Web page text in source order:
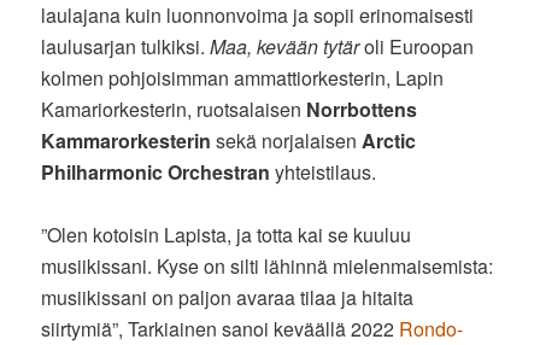
laulajana kuin luonnonvoima ja sopii erinomaisesti
laulusarjan tulkiksi.Maa, kevään tytäroli Euroopan
kolmen pohjoisimman ammattiorkesterin, Lapin
Kamariorkesterin, ruotsalaisen Norrbottens
Kammarorkesterin sekä norjalaisenArctic
Philharmonic Orchestran yhteistilaus.
”Olen kotoisin Lapista, ja totta kai se kuuluu
musiikissani. Kyse on silti lähinnä mielenmaisemista:
musiikissani on paljon avaraa tilaa ja hitaita
siirtymiä”, Tarkiainen sanoi keväällä 2022 Rondo-